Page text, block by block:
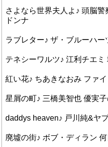
さよなら世界夫人よ♪ 頭脳
ドンナ
ラブレター♪ ザ・ブルーハ
テネシーワルツ♪ 江利チエ
紅い花♪ ちあきなおみ ファ
星屑の町♪ 三橋美智也 優実
daddys heaven♪ 戸川純&ヤ
廃墟の街♪ ボブ・ディラン